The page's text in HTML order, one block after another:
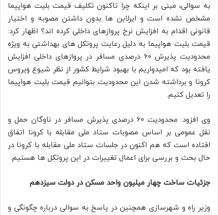
به سوالی، مبنی بر اینکه چرا تاکنون تکلیف قیمت بلیت هواپیما
مشخص نشده است و ایرلاین ها بدون داشتن مصوبه و اختیار
قانونی اقدام به افزایش نرخ پروازهای داخلی کرده اند؟ اظهار کرد:
قیمت بلیت هواپیما به دلیل رعایت پروتکل های بهداشتی به ویژه
محدودیت پذیرش ۶۰ درصدی مسافر در پروازهای داخلی افزایش
یافته بود که امیدواریم با بهبود شرایط کشور از نظر شیوع ویروس
کرونا و برداشته شدن این محدودیت بتوانیم قیمت بلیت هواپیما
را تعدیل کنیم.
وی افزود: محدودیت ۶۰ درصدی پذیرش مسافر در ناوگان حمل و
نقل عمومی بر اساس مصوبات ستاد ملی مقابله با کرونا اتفاق
افتاده است که هم اکنون در جلسات ستاد ملی مقابله با کرونا در
حال بحث و بررسی برای اعمال تغییرات در این پروتکل ها هستیم.
جزئیات ساخت چهار میلیون واحد مسکن در دولت سیزدهم
وزیر راه و شهرسازی همچنین در پاسخ به سوالی درباره چگونگی و